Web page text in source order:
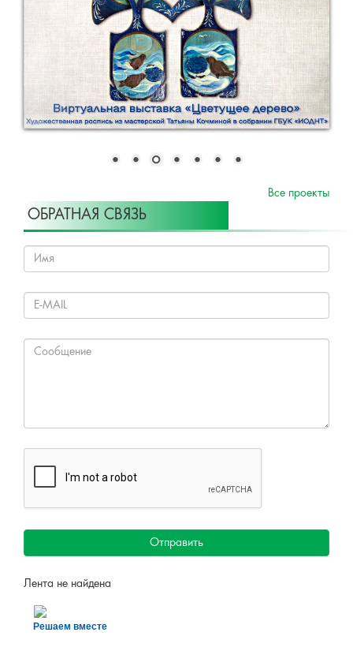
Все проекты
ОБРАТНАЯ СВЯЗЬ
Отправить
Лента не найдена
Решаем вместе